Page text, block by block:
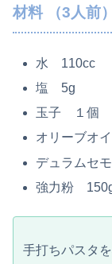
材料 （3人前）
水 110cc
塩 5g
玉子 １個
オリーブオ
デュラムセ
強力粉
手打ちパスタ